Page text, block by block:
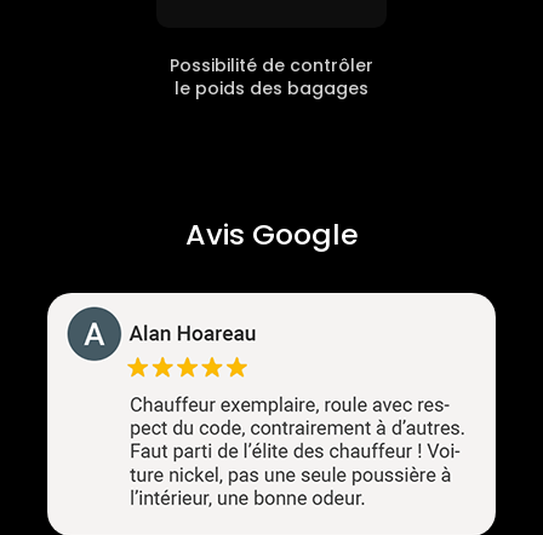
Possibilité de contrôler
le poids des bagages
Avis Google